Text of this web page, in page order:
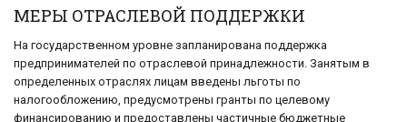
МЕРЫ ОТРАСЛЕВОЙ ПОДДЕРЖКИ
На государственном уровне запланирована поддержка
предпринимателей по отраслевой принадлежности. Занятым в
определенных отраслях лицам введены льготы по
налогообложению, предусмотрены гранты по целевому
финансированию и предоставлены частичные бюджетные